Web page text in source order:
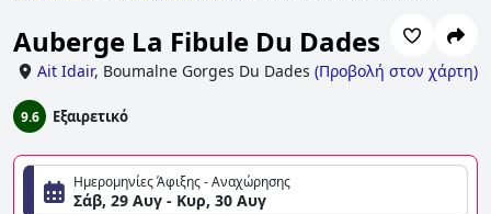
Auberge La Fibule Du Dades
Ait Idair, Boumalne Gorges Du Dades (Προβολή στον χάρτη)
9.6 Εξαιρετικό
Ημερομηνίες Άφιξης - Αναχώρησης
Σάβ, 29 Αυγ - Κυρ, 30 Αυγ